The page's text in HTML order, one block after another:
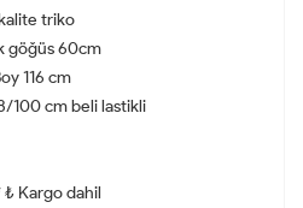
triko
göğüs 60cm
116 cm
100 cm beli lastikli
Kargo dahil